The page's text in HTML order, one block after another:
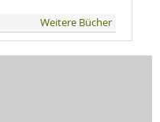
Weitere Bücher